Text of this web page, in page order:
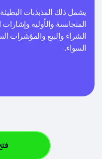
يشمل ذلك المذبذبات
المتجانسة والأولية
الشراء والبيع والمؤشرات
السواء.